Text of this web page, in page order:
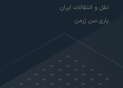
نقل و انتقالات ایران
پاری سن ژرمن